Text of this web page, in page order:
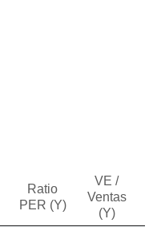
Ratio
PER (Y)
VE /
Ventas
(Y)